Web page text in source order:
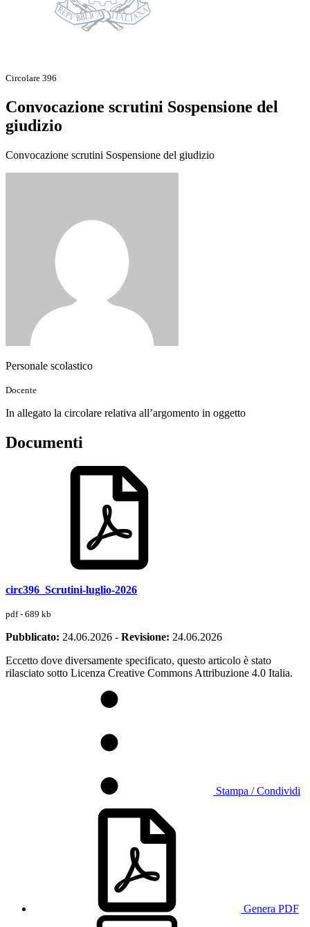
Circolare 396
Convocazione scrutini Sospensione del
giudizio
Convocazione scrutini Sospensione del giudizio
Personale scolastico
Docente
In allegato la circolare relativa all’argomento in oggetto
Documenti
circ396_Scrutini-luglio-2026
pdf - 689 kb
Pubblicato: 24.06.2026 - Revisione: 24.06.2026
Eccetto dove diversamente specificato, questo articolo è stato
rilasciato sotto Licenza Creative Commons Attribuzione 4.0 Italia.
Stampa / Condividi
Genera PDF